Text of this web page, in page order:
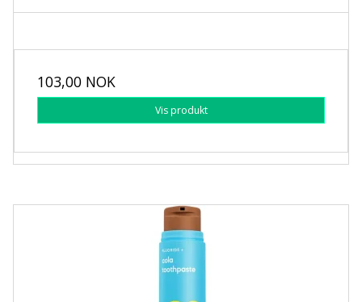
103,00 NOK
Vis produkt